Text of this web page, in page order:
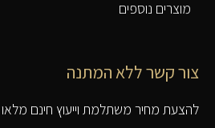
מוצרים נוספים
צור קשר ללא המתנה
להצעת מחיר משתלמת וייעוץ חינם